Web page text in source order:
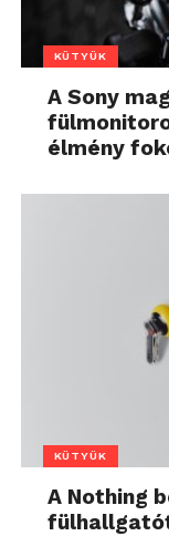
KÜTYÜK
A Sony
élmény
KÜTYÜK
A Nothing